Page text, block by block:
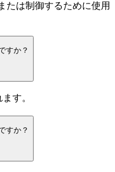
たは制御するために使用
すか？
す。
すか？